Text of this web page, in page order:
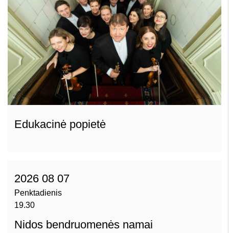
Edukacinė popietė
2026 08 07
Penktadienis
19.30
Nidos bendruomenės namai